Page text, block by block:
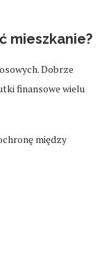
mieszkanie?
Dobrze
finansowe wielu
między